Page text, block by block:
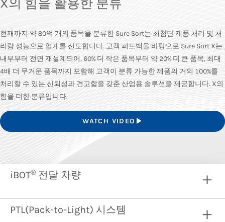
X의 힘을 활용한 분류
현재까지 약 80억 개의 품목을 분류한 Sure Sort는 최첨단 제품 처리 및 처
리량 성능으로 업계를 선도합니다. 고객 피드백을 바탕으로 Sure Sort X는
내부부터 전면 재설계되어, 60% 더 작은 품목부터 약 20% 더 큰 품목, 최대
4배 더 무거운 품목까지 포함해 고객이 분류 가능한 제품의 거의 100%를
처리할 수 있는 신뢰성과 견고함을 갖춘 산업용 솔루션을 제공합니다. X의
힘을 더한 분류입니다.
WATCH VIDEO
iBOT® 전달 차량
PTL(Pack-to-Light) 시스템